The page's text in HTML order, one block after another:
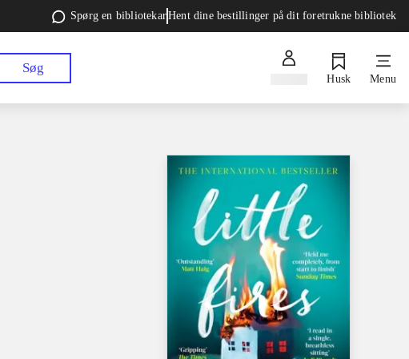
Spørg en bibliotekarHent dine bestillinger på dit foretrukne bibliotek
Søg
Husk Menu